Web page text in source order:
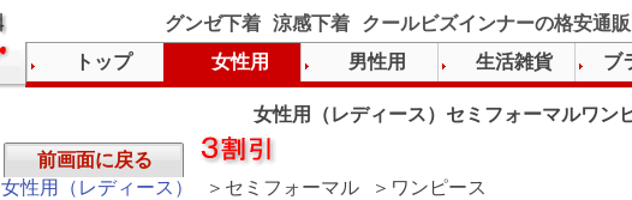
グンゼ下着 涼感下着 クールビズインナーの格安通販
女性用（レディース）セミフォーマルワン
前画面に戻る
女性用（レディース）
＞セミフォーマル ＞ワンピース
トップ 女性用 男性用 生活雑貨 ブ